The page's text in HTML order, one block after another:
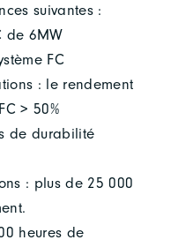
suivantes :
de 6MW
FC
: le rendement
> 50%
de durabilité
: plus de 25 000
heures de